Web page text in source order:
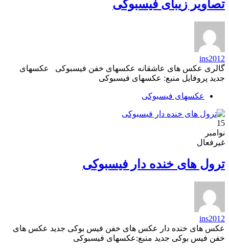
تصاویر زیبای فیسبوکی
ins2012
گالری عکس های عاشقانه عکسهای خفن فیسبوکی عکسهای
جدید پروفایل منبع: عکسهای فیسبوکی
عکسهای فیسبوکی
15
نوامبر
غیرفعال
ترول های خنده دار فیسبوکی
ins2012
عکس های خنده دار عکس های خفن فیس بوکی جدید عکس های
خفن فیس بوکی جدید منبع:عکسهای فیسبوکی